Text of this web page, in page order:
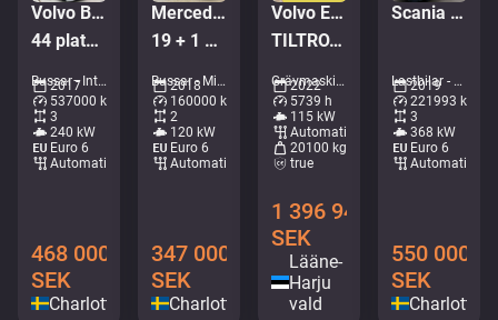
Volvo B8R 8900 LE 6x2*4
44 platser + 53 stående / AC
Bussar - Intercitybuss • M183-8892
2017
537000 km
3
240 kW
Euro 6
Automatisk
468 000
SEK
Charlottenberg
Mercedes-Benz Sprinter 516 CDI
19 + 1 PLATSER/RULLSTOLSLYFT
Bussar - Minibuss • M306-8993
2018
160000 km
2
120 kW
Euro 6
Automatisk
347 000
SEK
Charlottenberg
Volvo EWR 170 E
TILTROTATOR / AC / CENTRAL LUBRICATION
Grävmaskiner - Hjulgrävare • M727-9473
2022
5739 h
115 kW
Automatisk
20100 kg
true
1 396 948
SEK
Lääne-
Harju
vald
Scania P 500 6x2*4
Lastbilar - Chassi • M028-1394
2019
221993 km
3
368 kW
Euro 6
Automatisk
550 000
SEK